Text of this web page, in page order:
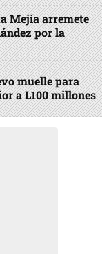
Mejía arremete
por la
muelle para
a L100 millones